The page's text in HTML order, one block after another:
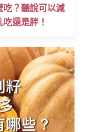
吃？聽說可以減
還是胖！